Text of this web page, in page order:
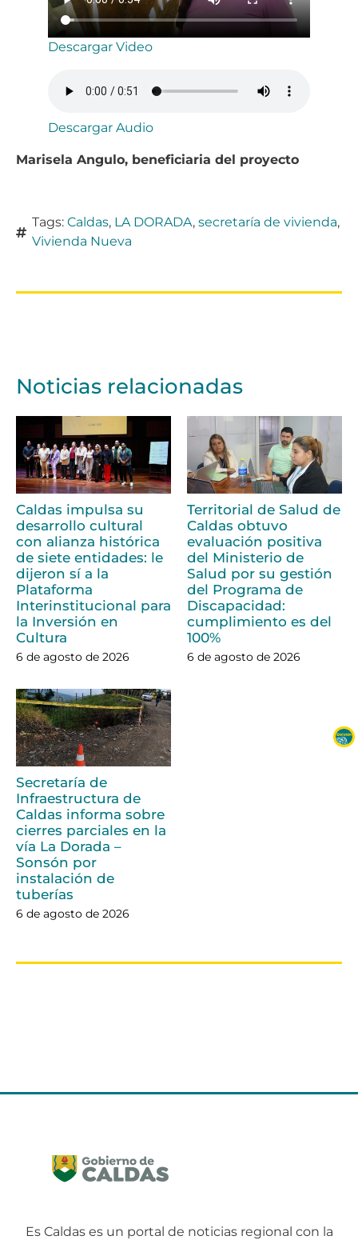
Descargar Video
Descargar Audio
Marisela Angulo, beneficiaria del proyecto
Tags: Caldas, LA DORADA, secretaría de vivienda,
Vivienda Nueva
Noticias relacionadas
Caldas impulsa su
desarrollo cultural
con alianza histórica
de siete entidades: le
dijeron sí a la
Plataforma
Interinstitucional para
la Inversión en
Cultura
6 de agosto de 2026
Territorial de Salud de
Caldas obtuvo
evaluación positiva
del Ministerio de
Salud por su gestión
del Programa de
Discapacidad:
cumplimiento es del
100%
6 de agosto de 2026
Secretaría de
Infraestructura de
Caldas informa sobre
cierres parciales en la
vía La Dorada –
Sonsón por
instalación de
tuberías
6 de agosto de 2026
Es Caldas es un portal de noticias regional con la